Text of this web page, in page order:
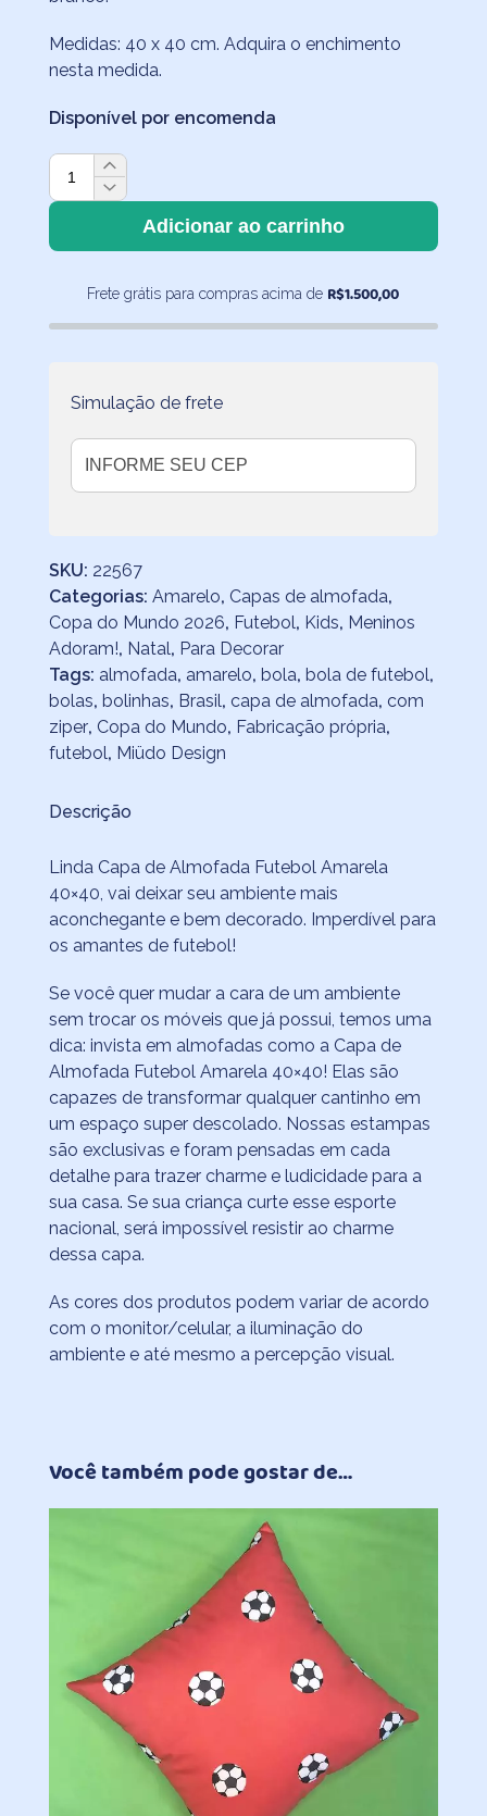
Medidas: 40 x 40 cm. Adquira o enchimento
nesta medida.
Disponível por encomenda
Capa
de
Futebol
40x40
quantidade
Adicionar ao carrinho
Frete grátis para compras acima de R$1.500,00
Simulação de frete
SKU: 22567
Categorias: Amarelo, Capas de almofada,
Copa do Mundo 2026, Futebol, Kids, Meninos
Adoram!, Natal, Para Decorar
Tags: almofada, amarelo, bola, bola de futebol,
bolas, bolinhas, Brasil, capa de almofada, com
ziper, Copa do Mundo, Fabricação própria,
futebol, Miüdo Design
Descrição
Linda Capa de Almofada Futebol Amarela
40×40, vai deixar seu ambiente mais
aconchegante e bem decorado. Imperdível para
os amantes de futebol!
Se você quer mudar a cara de um ambiente
sem trocar os móveis que já possui, temos uma
dica: invista em almofadas como a Capa de
Almofada Futebol Amarela 40×40! Elas são
capazes de transformar qualquer cantinho em
um espaço super descolado. Nossas estampas
são exclusivas e foram pensadas em cada
detalhe para trazer charme e ludicidade para a
sua casa. Se sua criança curte esse esporte
nacional, será impossível resistir ao charme
dessa capa.
As cores dos produtos podem variar de acordo
com o monitor/celular, a iluminação do
ambiente e até mesmo a percepção visual.
Você também pode gostar de…